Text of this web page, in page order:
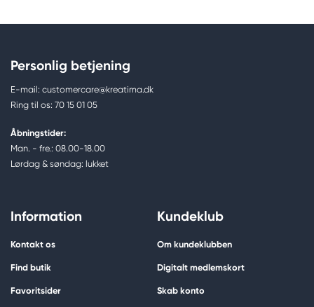
Personlig betjening
E-mail: customercare@kreatima.dk
Ring til os: 70 15 01 05
Åbningstider:
Man. - fre.: 08.00-18.00
Lørdag & søndag: lukket
Information
Kontakt os
Find butik
Favoritsider
Kundeklub
Om kundeklubben
Digitalt medlemskort
Skab konto